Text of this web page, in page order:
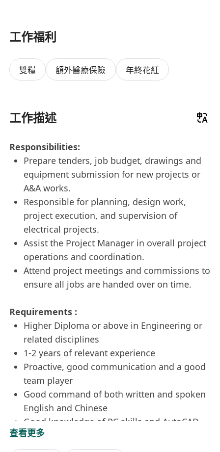
工作福利
雙糧 額外醫療保險 年終花紅
工作描述
Responsibilities:
Prepare tenders, job budget, drawings and
equipment submission for new projects or
A&A works.
Responsible for planning, design work,
project execution, and supervision of
electrical projects.
Assist the Project Manager in overall project
operations and coordination.
Attend project meetings and commissions to
ensure all jobs are handed over on time.
Requirements :
Higher Diploma or above in Engineering or
related disciplines
1-2 years of relevant experience
Proactive, good communication and a good
team player
Good command of both written and spoken
English and Chinese
Good knowledge of PC skills and AutoCAD
Fresh graduates are welcome
查看更多